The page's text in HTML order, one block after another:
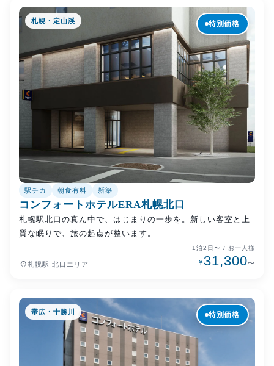
札幌・定山渓 特別価格
駅チカ 朝食有料 新築
コンフォートホテルERA札幌北口
札幌駅北口の真ん中で、はじまりの一歩を。新しい客室と上
質な眠りで、旅の起点が整います。
place札幌駅 北口エリア
1泊2日〜 / お一人様
¥31,300〜
帯広・十勝川 特別価格